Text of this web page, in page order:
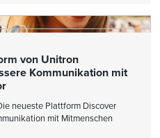
von Unitron
Kommunikation mit
neueste Plattform Discover
mit Mitmenschen